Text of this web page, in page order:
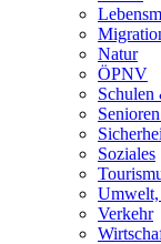
Natur
ÖPNV
Schulen
Soziales
Verkehr